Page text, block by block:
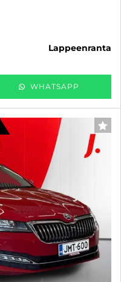
lappeenranta
WHATSAPP